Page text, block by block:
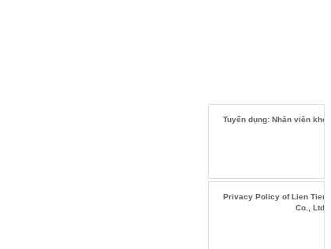
Tuyển dụng: Nhân viên kho
Privacy Policy of Lien Tien
Co., Ltd.